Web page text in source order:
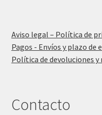
Aviso legal – Política de
Pagos - Envíos y plazo de
Política de devoluciones
Contacto